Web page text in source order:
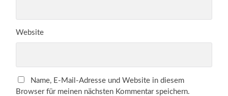
Website
Name, E-Mail-Adresse und Website in diesem
Browser für meinen nächsten Kommentar speichern.